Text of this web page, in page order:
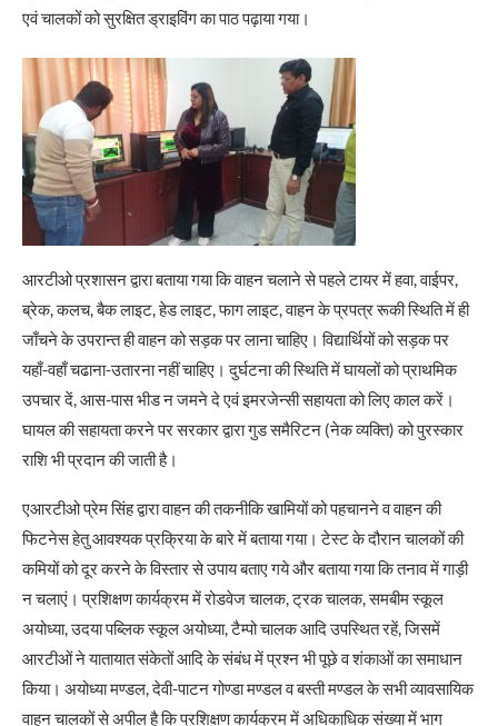
एवं चालकों को सुरक्षित ड्राइविंग का पाठ पढ़ाया गया।
आरटीओ प्रशासन द्वारा बताया गया कि वाहन चलाने से पहले टायर में हवा, वाईपर,
ब्रेक, कलच, बैक लाइट, हेड लाइट, फाग लाइट, वाहन के प्रपत्र रूकी स्थिति में ही
जाँचने के उपरान्त ही वाहन को सड़क पर लाना चाहिए। विद्यार्थियों को सड़क पर
यहाँ-वहाँ चढाना-उतारना नहीं चाहिए। दुर्घटना की स्थिति में घायलों को प्राथमिक
उपचार दें, आस-पास भीड न जमने दे एवं इमरजेन्सी सहायता को लिए काल करें।
घायल की सहायता करने पर सरकार द्वारा गुड समैरिटन (नेक व्यक्ति) को पुरस्कार
राशि भी प्रदान की जाती है।
एआरटीओ प्रेम सिंह द्वारा वाहन की तकनीकि खामियों को पहचानने व वाहन की
फिटनेस हेतु आवश्यक प्रक्रिया के बारे में बताया गया। टेस्ट के दौरान चालकों की
कमियों को दूर करने के विस्तार से उपाय बताए गये और बताया गया कि तनाव में गाड़ी
न चलाएं। प्रशिक्षण कार्यक्रम में रोडवेज चालक, ट्रक चालक, समबीम स्कूल
अयोध्या, उदया पब्लिक स्कूल अयोध्या, टैम्पो चालक आदि उपस्थित रहें, जिसमें
आरटीओं ने यातायात संकेतों आदि के संबंध में प्रश्न भी पूछे व शंकाओं का समाधान
किया। अयोध्या मण्डल, देवी-पाटन गोण्डा मण्डल व बस्ती मण्डल के सभी व्यावसायिक
वाहन चालकों से अपील है कि प्रशिक्षण कार्यक्रम में अधिकाधिक संख्या में भाग